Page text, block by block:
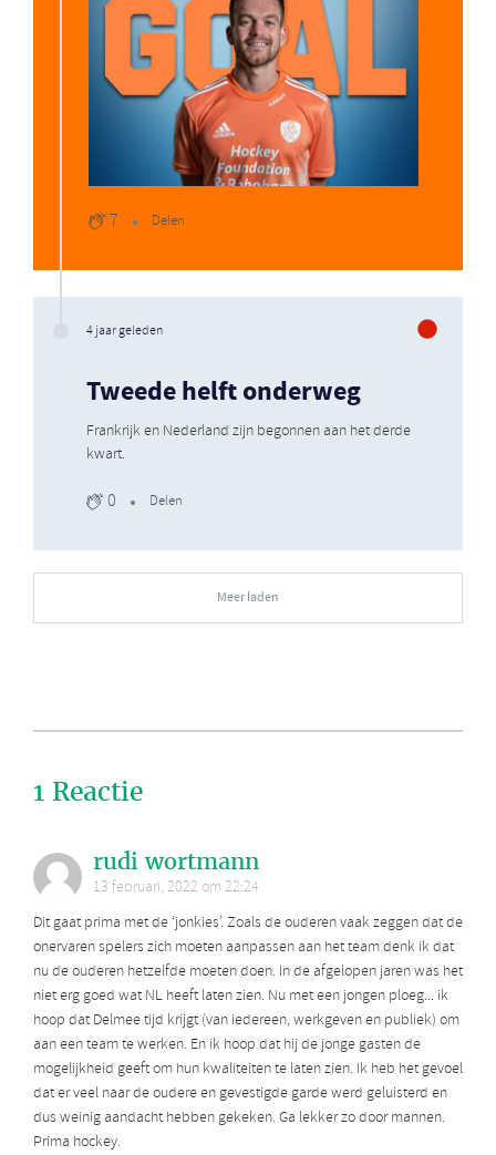
7 Delen
4 jaar geleden
Tweede helft onderweg
Frankrijk en Nederland zijn begonnen aan het derde
kwart.
0 Delen
Meer laden
1 Reactie
rudi wortmann
13 februari, 2022 om 22:24
Dit gaat prima met de ‘jonkies’. Zoals de ouderen vaak zeggen dat de
onervaren spelers zich moeten aanpassen aan het team denk ik dat
nu de ouderen hetzelfde moeten doen. In de afgelopen jaren was het
niet erg goed wat NL heeft laten zien. Nu met een jongen ploeg... ik
hoop dat Delmee tijd krijgt (van iedereen, werkgeven en publiek) om
aan een team te werken. En ik hoop dat hij de jonge gasten de
mogelijkheid geeft om hun kwaliteiten te laten zien. Ik heb het gevoel
dat er veel naar de oudere en gevestigde garde werd geluisterd en
dus weinig aandacht hebben gekeken. Ga lekker zo door mannen.
Prima hockey.